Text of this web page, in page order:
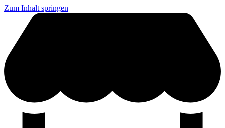
Zum Inhalt springen